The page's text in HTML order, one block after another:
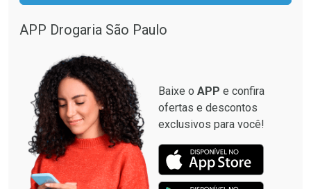
APP Drogaria São Paulo
Baixe o APP e confira
ofertas e descontos
exclusivos para você!